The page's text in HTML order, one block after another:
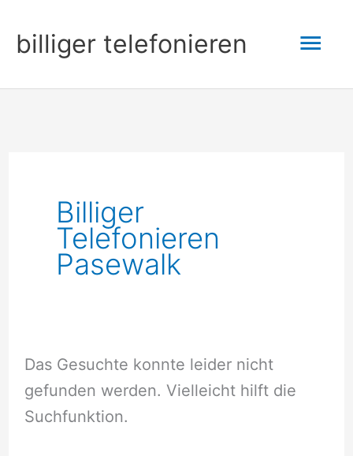
Inhalt
springen
billiger telefonieren
Billiger
Telefonieren
Pasewalk
Das Gesuchte konnte leider nicht
gefunden werden. Vielleicht hilft die
Suchfunktion.